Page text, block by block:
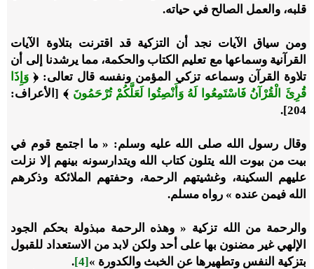
قلبه، والعمل الصالح في حياته.
ومن سياق الآيات نجد أن التزكية قد اقترنت بتلاوة الآيات
القرآنية وسماعها مع تعليم الكتاب والحكمة، مما يرشدنا إلى أن
تلاوة القرآن وسماعه تزكي المؤمن ونفسه قال تعالى: ﴿ وَإِذَا
قُرِئَ الْقُرْآنُ فَاسْتَمِعُوا لَهُ وَأَنْصِتُوا لَعَلَّكُمْ تُرْحَمُونَ ﴾ [الأعراف:
204].
وقال رسول الله صلى الله عليه وسلم: « ما اجتمع قوم في
بيت من بيوت الله يتلون كتاب الله ويتدارسونه بينهم إلا نزلت
عليهم السكينة، وغشيتهم الرحمة، وحفتهم الملائكة وذكرهم
الله فيمن عنده » رواه مسلم.
والرحمة من الله تزكية « وهذه الرحمة مبذولة بحكم الجود
الإلهي غير مضنون بها على أحد ولكن لابد من الاستعداد للقبول
بتزكية النفس وتطهيرها عن الخبث والكدورة »[4]
.